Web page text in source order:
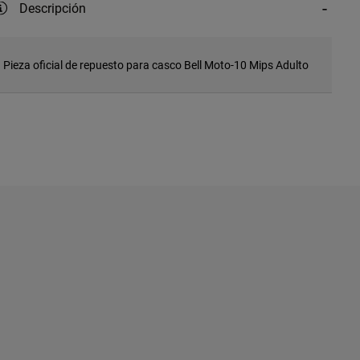
Descripción
Pieza oficial de repuesto para casco Bell Moto-10 Mips Adulto